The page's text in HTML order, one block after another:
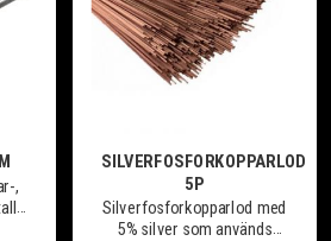
,
SILVERFOSFORKOPPARLOD
5P
Silverfosforkopparlod med
5% silver som används